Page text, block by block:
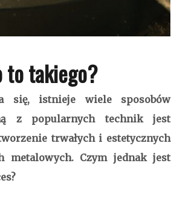
to takiego?
się, istnieje wiele sposobów
z popularnych technik jest
trwałych i estetycznych
metalowych. Czym jednak jest